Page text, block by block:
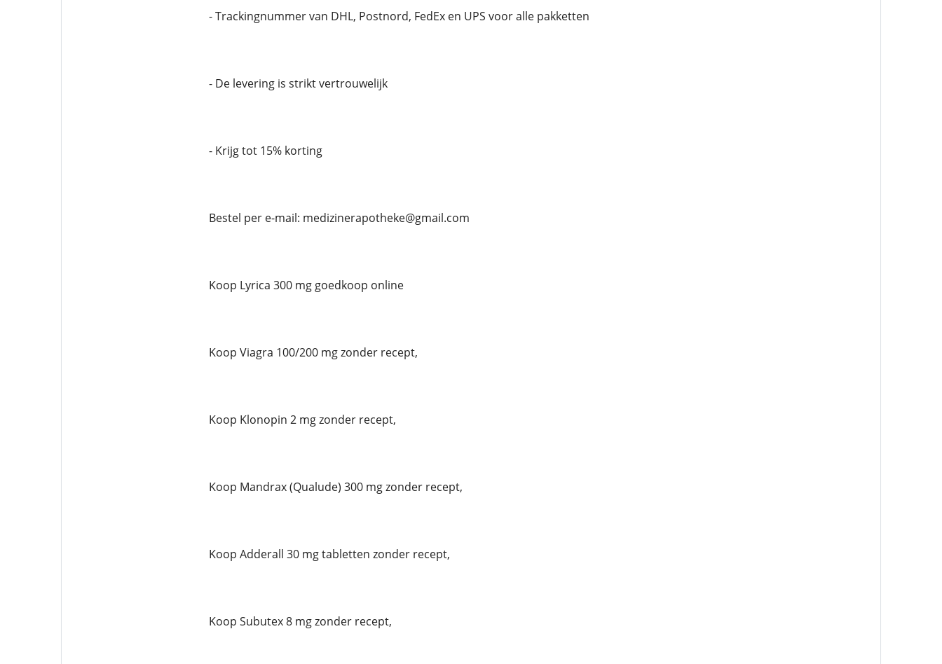
- Trackingnummer van DHL, Postnord, FedEx en UPS voor alle pakketten
- De levering is strikt vertrouwelijk
- Krijg tot 15% korting
Bestel per e-mail: medizinerapotheke@gmail.com
Koop Lyrica 300 mg goedkoop online
Koop Viagra 100/200 mg zonder recept,
Koop Klonopin 2 mg zonder recept,
Koop Mandrax (Qualude) 300 mg zonder recept,
Koop Adderall 30 mg tabletten zonder recept,
Koop Subutex 8 mg zonder recept,